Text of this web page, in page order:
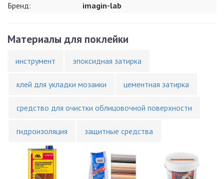
Бренд:
imagin-lab
Материалы для поклейки
инструмент эпоксидная затирка
клей для укладки мозаики цементная затирка
средство для очистки облицовочной поверхности
гидроизоляция защитные средства